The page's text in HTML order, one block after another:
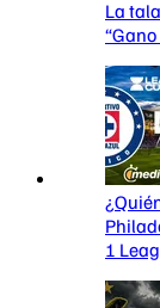
La
1